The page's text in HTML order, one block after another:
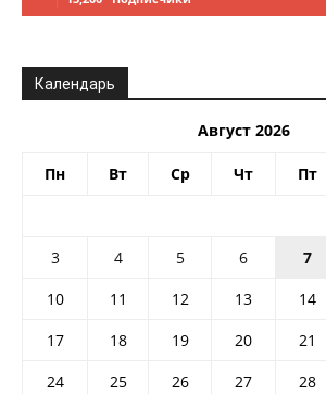
Календарь
Август 2026
Пн Вт Ср Чт Пт
3
4 5 6 7
10
11 12 13 14
17
18 19 20 21
24
25 26 27 28